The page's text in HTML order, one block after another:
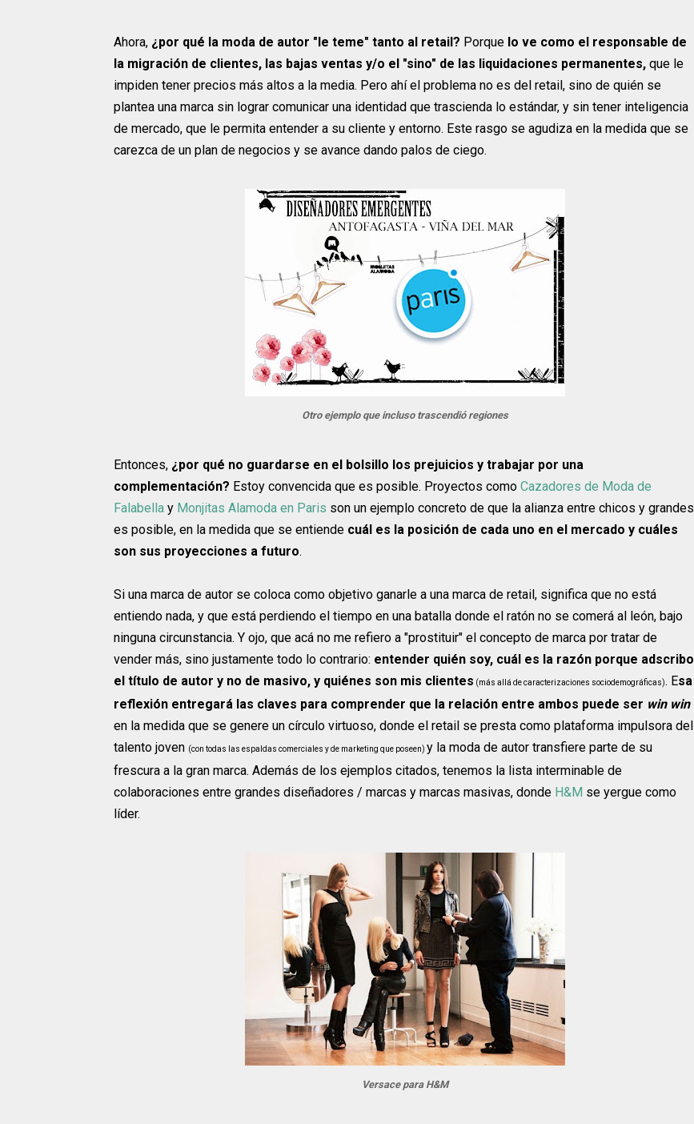
Ahora, ¿por qué la moda de autor "le teme" tanto al retail? Porque lo ve como el responsable de
la migración de clientes, las bajas ventas y/o el "sino" de las liquidaciones permanentes, que le
impiden tener precios más altos a la media. Pero ahí el problema no es del retail, sino de quién se
plantea una marca sin lograr comunicar una identidad que trascienda lo estándar, y sin tener inteligencia
de mercado, que le permita entender a su cliente y entorno. Este rasgo se agudiza en la medida que se
carezca de un plan de negocios y se avance dando palos de ciego.
Otro ejemplo que incluso trascendió regiones
Entonces, ¿por qué no guardarse en el bolsillo los prejuicios y trabajar por una
complementación? Estoy convencida que es posible. Proyectos como Cazadores de Moda de
Falabella y Monjitas Alamoda en Paris son un ejemplo concreto de que la alianza entre chicos y grandes
es posible, en la medida que se entiende cuál es la posición de cada uno en el mercado y cuáles
son sus proyecciones a futuro.
Si una marca de autor se coloca como objetivo ganarle a una marca de retail, significa que no está
entiendo nada, y que está perdiendo el tiempo en una batalla donde el ratón no se comerá al león, bajo
ninguna circunstancia. Y ojo, que acá no me refiero a "prostituir" el concepto de marca por tratar de
vender más, sino justamente todo lo contrario: entender quién soy, cuál es la razón porque adscribo
el título de autor y no de masivo, y quiénes son mis clientes (más allá de caracterizaciones sociodemográficas). Esa
reflexión entregará las claves para comprender que la relación entre ambos puede ser win win
en la medida que se genere un círculo virtuoso, donde el retail se presta como plataforma impulsora del
talento joven (con todas las espaldas comerciales y de marketing que poseen) y la moda de autor transfiere parte de su
frescura a la gran marca. Además de los ejemplos citados, tenemos la lista interminable de
colaboraciones entre grandes diseñadores / marcas y marcas masivas, donde H&M se yergue como
líder.
Versace para H&M